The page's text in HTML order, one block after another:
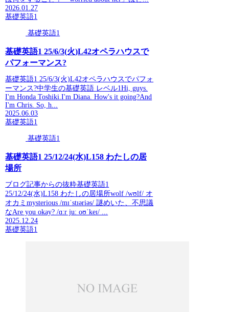
2026.01.27
基礎英語1
基礎英語1
基礎英語1 25/6/3(火)L42オペラハウスで
パフォーマンス?
基礎英語1 25/6/3(火)L42オペラハウスでパフォ
ーマンス?中学生の基礎英語 レベル1Hi, guys.
I'm Honda Toshiki.I'm Diana. How's it going?And
I'm Chris. So, h...
2025.06.03
基礎英語1
基礎英語1
基礎英語1 25/12/24(水)L158 わたしの居
場所
ブログ記事からの抜粋基礎英語1
25/12/24(水)L158 わたしの居場所wolf /wʊlf/ オ
オカミmysterious /mɪˈstɪəriəs/ 謎めいた、不思議
なAre you okay? /ɑːr juː oʊˈkeɪ/ ...
2025.12.24
基礎英語1